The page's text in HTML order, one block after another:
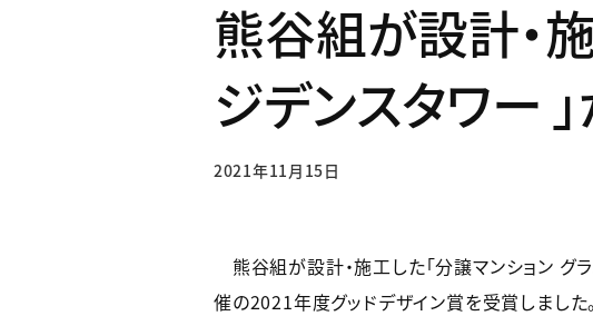
熊谷組が設計・
ジデンスタワー
2021年11月15日
熊谷組が設計・施工した「分譲マンション グ
催の2021年度グッドデザイン賞を受賞しました。